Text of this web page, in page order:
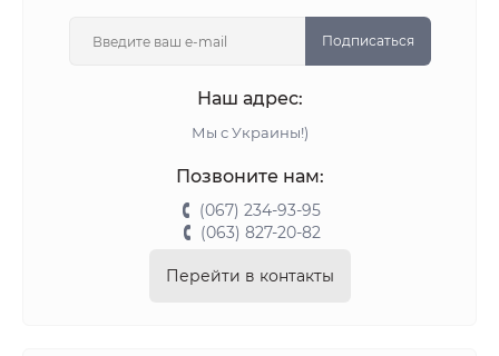
Подписаться
Наш адрес:
Мы с Украины!)
Позвоните нам:
(067) 234-93-95
(063) 827-20-82
Перейти в контакты